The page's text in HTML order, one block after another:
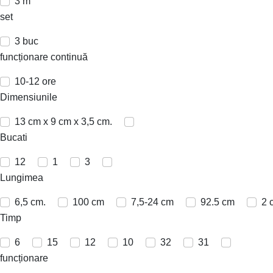
set
3 buc
funcționare continuă
10-12 ore
Dimensiunile
13 cm x 9 cm x 3,5 cm.
Bucati
12 1
3
Lungimea
6,5 cm. 100 cm 7,5-24 cm 92.5 cm
2
Timp
6 15 12 10 32
31
funcționare